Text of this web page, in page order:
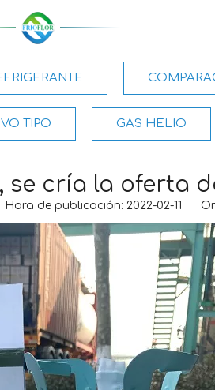
TIPO GAS HELIO
cría la oferta
de publicación: 2022-02-11